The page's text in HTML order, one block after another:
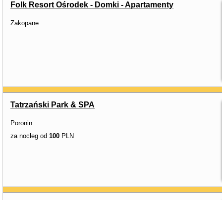
Folk Resort Ośrodek - Domki - Apartamenty
Zakopane
Tatrzański Park & SPA
Poronin
za nocleg od 100 PLN